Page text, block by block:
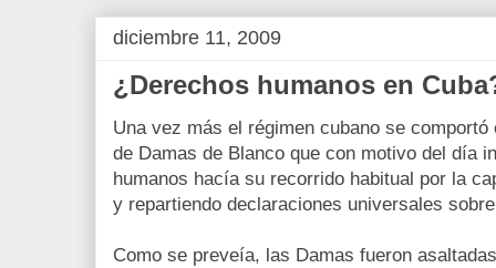
diciembre 11, 2009
¿Derechos humanos en
Una vez más el régimen cubano se
de Damas de Blanco que con motivo del día
humanos hacía su recorrido habitual por la
y repartiendo declaraciones universales
Como se preveía, las Damas fueron